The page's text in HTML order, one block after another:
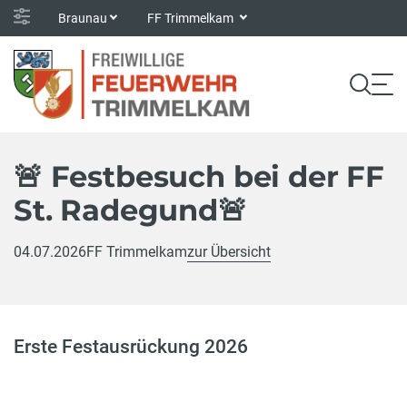
Braunau FF Trimmelkam
🚨 Festbesuch bei der FF
St. Radegund🚨
04.07.2026FF Trimmelkamzur Übersicht
Erste Festausrückung 2026